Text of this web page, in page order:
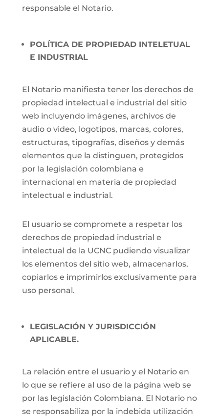
responsable el Notario.
POLÍTICA DE PROPIEDAD INTELETUAL
E INDUSTRIAL
El Notario manifiesta tener los derechos de
propiedad intelectual e industrial del sitio
web incluyendo imágenes, archivos de
audio o video, logotipos, marcas, colores,
estructuras, tipografías, diseños y demás
elementos que la distinguen, protegidos
por la legislación colombiana e
internacional en materia de propiedad
intelectual e industrial.
El usuario se compromete a respetar los
derechos de propiedad industrial e
intelectual de la UCNC pudiendo visualizar
los elementos del sitio web, almacenarlos,
copiarlos e imprimirlos exclusivamente para
uso personal.
LEGISLACIÓN Y JURISDICCIÓN
APLICABLE.
La relación entre el usuario y el Notario en
lo que se refiere al uso de la página web se
por las legislación Colombiana. El Notario no
se responsabiliza por la indebida utilización